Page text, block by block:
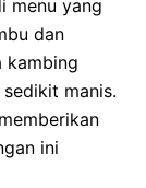
menu yang
dan
kambing
manis.
ini